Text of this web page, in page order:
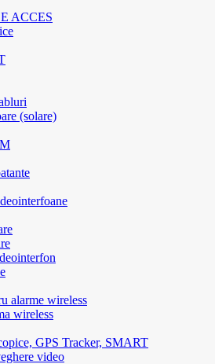
ACCES
(solare)
alarme wireless
wireless
GPS Tracker, SMART
video